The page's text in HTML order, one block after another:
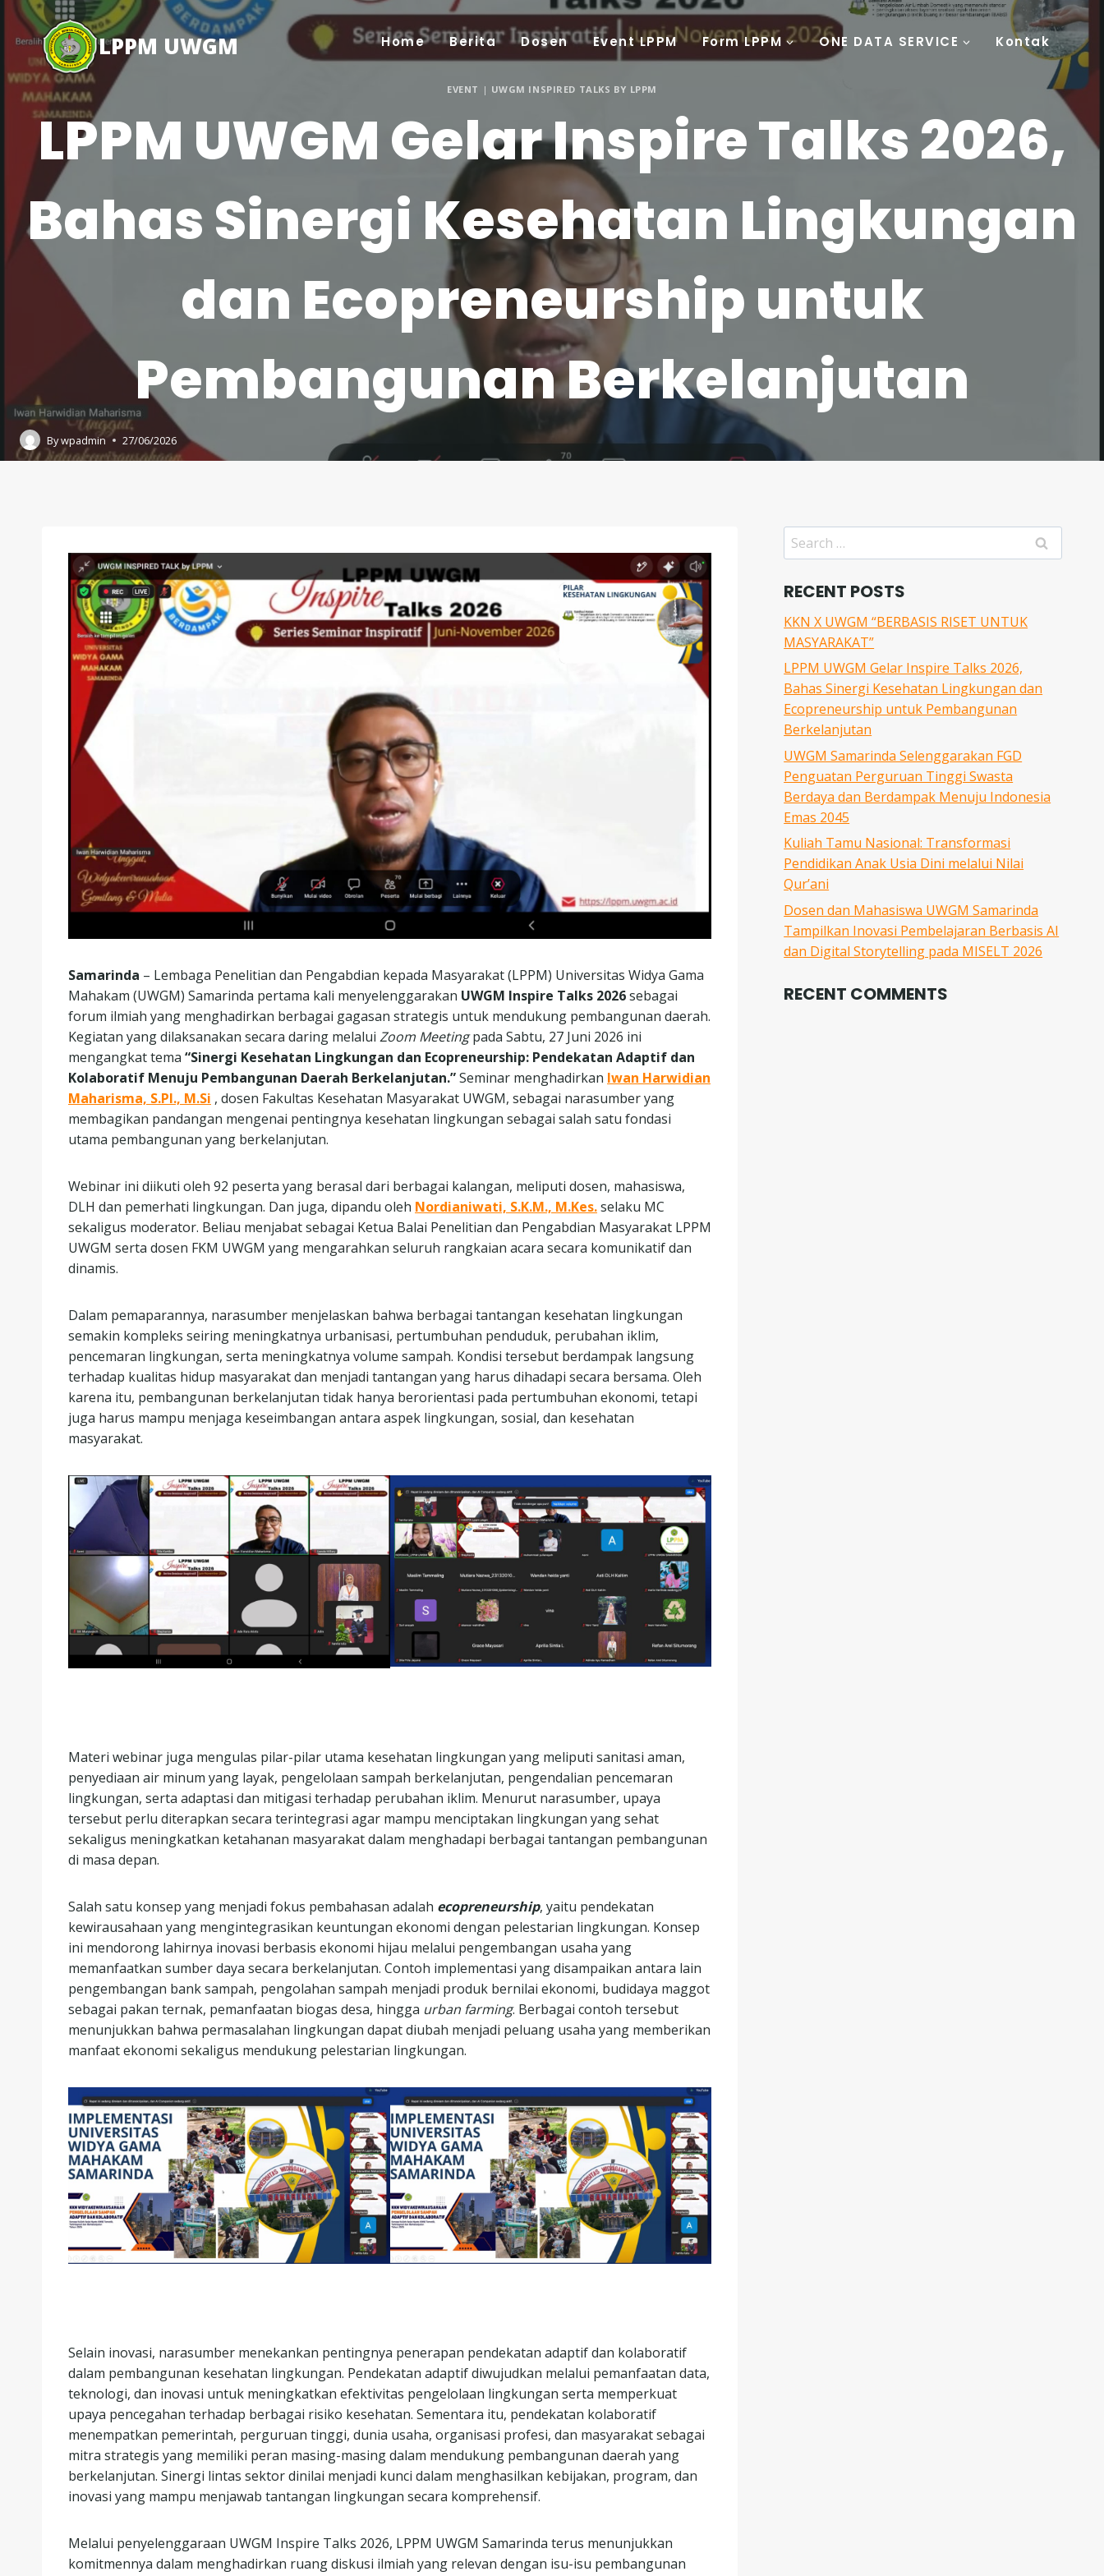
Skip
content
LPPM UWGM Home Berita Dosen Event LPPM Form LPPM ONE DATA SERVICE Kontak
EVENT | UWGM INSPIRED TALKS BY LPPM
LPPM UWGM Gelar Inspire Talks 2026,
Bahas Sinergi Kesehatan Lingkungan
dan Ecopreneurship untuk
Pembangunan Berkelanjutan
Bywpadmin 27/06/2026
Samarinda – Lembaga Penelitian dan Pengabdian kepada Masyarakat (LPPM) Universitas Widya Gama
Mahakam (UWGM) Samarinda pertama kali menyelenggarakan UWGM Inspire Talks 2026sebagai
forum ilmiah yang menghadirkan berbagai gagasan strategis untuk mendukung pembangunan daerah.
Kegiatan yang dilaksanakan secara daring melalui Zoom Meetingpada Sabtu, 27 Juni 2026 ini
mengangkat tema “Sinergi Kesehatan Lingkungan dan Ecopreneurship: Pendekatan Adaptif dan
Kolaboratif Menuju Pembangunan Daerah Berkelanjutan.”Seminar menghadirkan Iwan Harwidian
Maharisma, S.PI., M.Si , dosen Fakultas Kesehatan Masyarakat UWGM, sebagai narasumber yang
membagikan pandangan mengenai pentingnya kesehatan lingkungan sebagai salah satu fondasi
utama pembangunan yang berkelanjutan.
Webinar ini diikuti oleh 92 peserta yang berasal dari berbagai kalangan, meliputi dosen, mahasiswa,
DLH dan pemerhati lingkungan. Dan juga, dipandu oleh Nordianiwati, S.K.M., M.Kes.selaku MC
sekaligus moderator. Beliau menjabat sebagai Ketua Balai Penelitian dan Pengabdian Masyarakat LPPM
UWGM serta dosen FKM UWGM yang mengarahkan seluruh rangkaian acara secara komunikatif dan
dinamis.
Dalam pemaparannya, narasumber menjelaskan bahwa berbagai tantangan kesehatan lingkungan
semakin kompleks seiring meningkatnya urbanisasi, pertumbuhan penduduk, perubahan iklim,
pencemaran lingkungan, serta meningkatnya volume sampah. Kondisi tersebut berdampak langsung
terhadap kualitas hidup masyarakat dan menjadi tantangan yang harus dihadapi secara bersama. Oleh
karena itu, pembangunan berkelanjutan tidak hanya berorientasi pada pertumbuhan ekonomi, tetapi
juga harus mampu menjaga keseimbangan antara aspek lingkungan, sosial, dan kesehatan
masyarakat.
Materi webinar juga mengulas pilar-pilar utama kesehatan lingkungan yang meliputi sanitasi aman,
penyediaan air minum yang layak, pengelolaan sampah berkelanjutan, pengendalian pencemaran
lingkungan, serta adaptasi dan mitigasi terhadap perubahan iklim. Menurut narasumber, upaya
tersebut perlu diterapkan secara terintegrasi agar mampu menciptakan lingkungan yang sehat
sekaligus meningkatkan ketahanan masyarakat dalam menghadapi berbagai tantangan pembangunan
di masa depan.
Salah satu konsep yang menjadi fokus pembahasan adalah ecopreneurship, yaitu pendekatan
kewirausahaan yang mengintegrasikan keuntungan ekonomi dengan pelestarian lingkungan. Konsep
ini mendorong lahirnya inovasi berbasis ekonomi hijau melalui pengembangan usaha yang
memanfaatkan sumber daya secara berkelanjutan. Contoh implementasi yang disampaikan antara lain
pengembangan bank sampah, pengolahan sampah menjadi produk bernilai ekonomi, budidaya maggot
sebagai pakan ternak, pemanfaatan biogas desa, hingga urban farming. Berbagai contoh tersebut
menunjukkan bahwa permasalahan lingkungan dapat diubah menjadi peluang usaha yang memberikan
manfaat ekonomi sekaligus mendukung pelestarian lingkungan.
Selain inovasi, narasumber menekankan pentingnya penerapan pendekatan adaptif dan kolaboratif
dalam pembangunan kesehatan lingkungan. Pendekatan adaptif diwujudkan melalui pemanfaatan data,
teknologi, dan inovasi untuk meningkatkan efektivitas pengelolaan lingkungan serta memperkuat
upaya pencegahan terhadap berbagai risiko kesehatan. Sementara itu, pendekatan kolaboratif
menempatkan pemerintah, perguruan tinggi, dunia usaha, organisasi profesi, dan masyarakat sebagai
mitra strategis yang memiliki peran masing-masing dalam mendukung pembangunan daerah yang
berkelanjutan. Sinergi lintas sektor dinilai menjadi kunci dalam menghasilkan kebijakan, program, dan
inovasi yang mampu menjawab tantangan lingkungan secara komprehensif.
Melalui penyelenggaraan UWGM Inspire Talks 2026, LPPM UWGM Samarinda terus menunjukkan
komitmennya dalam menghadirkan ruang diskusi ilmiah yang relevan dengan isu-isu pembangunan
Search
for:
RECENT POSTS
KKN X UWGM “BERBASIS RISET UNTUK
MASYARAKAT”
LPPM UWGM Gelar Inspire Talks 2026,
Bahas Sinergi Kesehatan Lingkungan dan
Ecopreneurship untuk Pembangunan
Berkelanjutan
UWGM Samarinda Selenggarakan FGD
Penguatan Perguruan Tinggi Swasta
Berdaya dan Berdampak Menuju Indonesia
Emas 2045
Kuliah Tamu Nasional: Transformasi
Pendidikan Anak Usia Dini melalui Nilai
Qur’ani
Dosen dan Mahasiswa UWGM Samarinda
Tampilkan Inovasi Pembelajaran Berbasis AI
dan Digital Storytelling pada MISELT 2026
RECENT COMMENTS